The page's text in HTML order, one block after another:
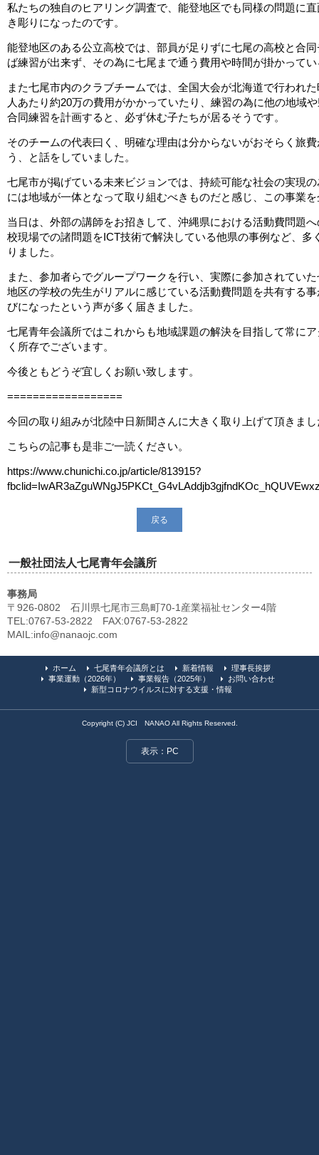
私たちの独自のヒアリング調査で、能登地区でも同様の問題に
き彫りになったのです。
能登地区のある公立高校では、部員が足りずに七尾の高校と合
ば練習が出来ず、その為に七尾まで通う費用や時間が掛かって
また七尾市内のクラブチームでは、全国大会が北海道で行われ
人あたり約20万の費用がかかっていたり、練習の為に他の地域
合同練習を計画すると、必ず休む子たちが居るそうです。
そのチームの代表曰く、明確な理由は分からないがおそらく旅
う、と話をしていました。
七尾市が掲げている未来ビジョンでは、持続可能な社会の実現
には地域が一体となって取り組むべきものだと感じ、この事業
当日は、外部の講師をお招きして、沖縄県における活動費問題
校現場での諸問題をICT技術で解決している他県の事例など、多
りました。
また、参加者らでグループワークを行い、実際に参加されてい
地区の学校の先生がリアルに感じている活動費問題を共有する
びになったという声が多く届きました。
七尾青年会議所ではこれからも地域課題の解決を目指して常に
く所存でございます。
今後ともどうぞ宜しくお願い致します。
==================
今回の取り組みが北陸中日新聞さんに大きく取り上げて頂きま
こちらの記事も是非ご一読ください。
https://www.chunichi.co.jp/article/813915?
戻る
一般社団法人七尾青年会議所
事務局
〒926-0802 石川県七尾市三島町70-1産業福祉センター4階
TEL:0767-53-2822 FAX:0767-53-2822
MAIL:info@nanaojc.com
ホーム 七尾青年会議所とは 新着情報
理事長挨拶
事業運動（2026年）
事業報告（2025年）
お問い合わせ
新型コロナウイルスに対する支援・情報
Copyright (C) JCI NANAO All Rights Reserved.
表示：PC